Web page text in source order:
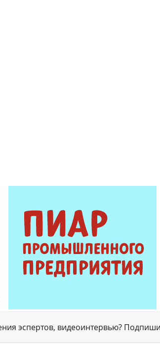
эспертов, видеоинтервью?